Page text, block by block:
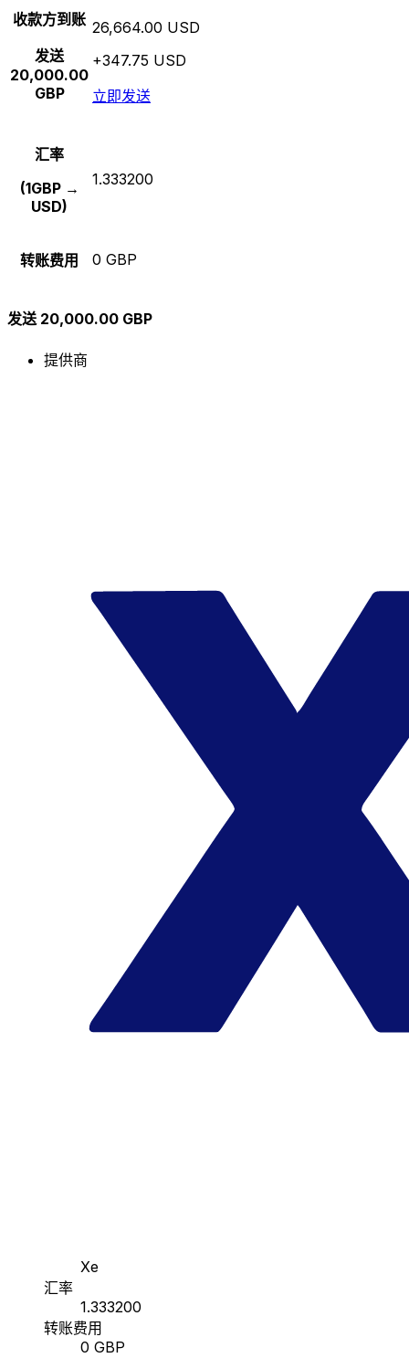
收款方到账
发送
20,000.00
GBP
26,664.00 USD
+347.75 USD
立即发送
汇率
(1GBP →
USD)
1.333200
转账费用 0 GBP
发送 20,000.00 GBP
提供商
Xe
汇率
1.333200
转账费用
0 GBP